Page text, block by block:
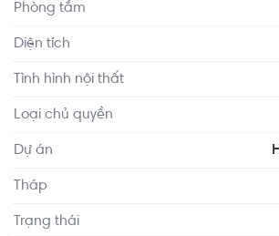
9.6km. Di chuyển tới Trung tâm thể dục
khoảng 9.7km, Advance Fitness & Gym
đầy đủ các tiện ích về y tế, giáo dục và
Phòng tắm
Diện tích
Tình hình nội thất
Loại chủ quyền
Dự án
Tháp
Trạng thái